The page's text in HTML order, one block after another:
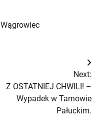
Wągrowiec
Next:
Z OSTATNIEJ CHWILI! –
Wypadek w Tarnowie
Pałuckim.